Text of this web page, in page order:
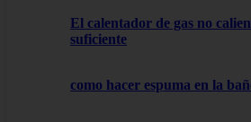
El calentador de gas no
suficiente
como hacer espuma en la